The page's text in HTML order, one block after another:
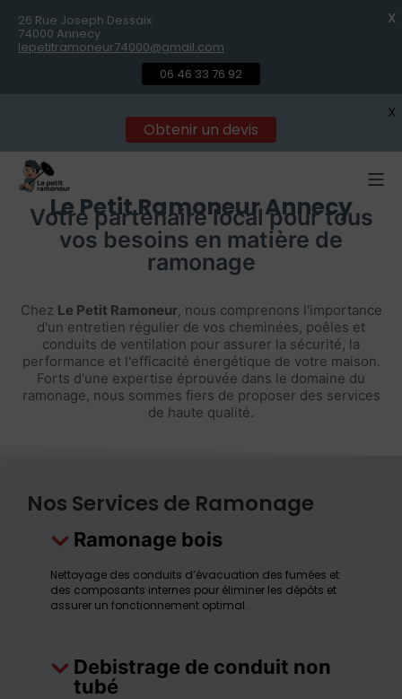
Le Petit Ramoneur Annecy
Votre partenaire local pour tous
vos besoins en matière de
ramonage
Chez Le Petit Ramoneur, nous comprenons l'importance
d'un entretien régulier de vos cheminées, poêles et
conduits de ventilation pour assurer la sécurité, la
performance et l'efficacité énergétique de votre maison.
Forts d'une expertise éprouvée dans le domaine du
ramonage, nous sommes fiers de proposer des services
de haute qualité.
Nos Services de Ramonage
Ramonage bois
Nettoyage des conduits d’évacuation des fumées et
des composants internes pour éliminer les dépôts et
assurer un fonctionnement optimal.
Debistrage de conduit non
tubé
26 Rue Joseph Dessaix
74000 Annecy
lepetitramoneur74000@gmail.com
06 46 33 76 92
X
Obtenir un devis
X